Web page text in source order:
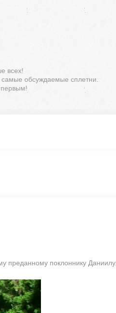
всех!
обсуждаемые сплетни.
первым!
преданному поклоннику Даниилу.